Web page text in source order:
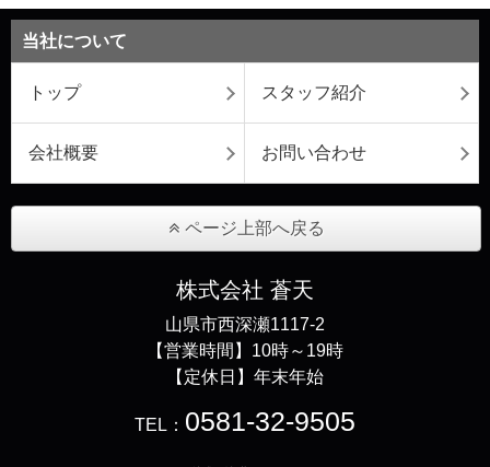
当社について
トップ スタッフ紹介
会社概要 お問い合わせ
ページ上部へ戻る
株式会社 蒼天
山県市西深瀬1117-2
【営業時間】10時～19時
【定休日】年末年始
TEL： 0581-32-9505